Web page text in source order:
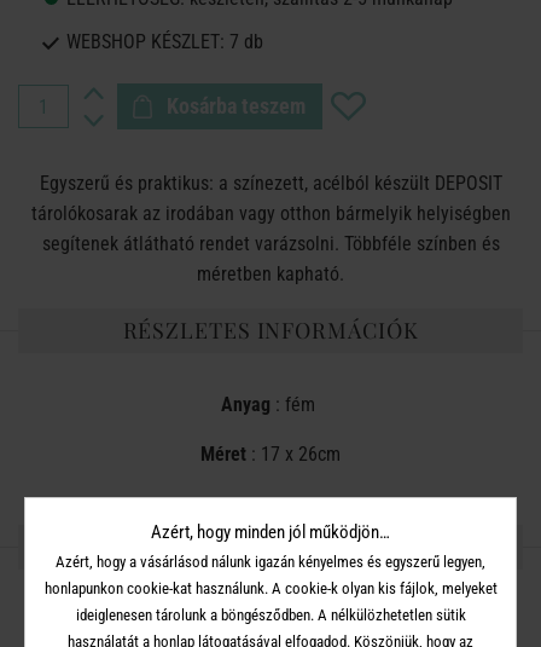
WEBSHOP KÉSZLET: 7 db
Kosárba teszem
Egyszerű és praktikus: a színezett, acélból készült DEPOSIT
tárolókosarak az irodában vagy otthon bármelyik helyiségben
segítenek átlátható rendet varázsolni. Többféle színben és
méretben kapható.
RÉSZLETES INFORMÁCIÓK
Anyag : fém
Méret : 17 x 26cm
OSZD MEG MÁSOKKAL!
Azért, hogy minden jól működjön…
Azért, hogy a vásárlásod nálunk igazán kényelmes és egyszerű legyen,
honlapunkon cookie-kat használunk. A cookie-k olyan kis fájlok, melyeket
ideiglenesen tárolunk a böngésződben. A nélkülözhetetlen sütik
használatát a honlap látogatásával elfogadod. Köszönjük, hogy az